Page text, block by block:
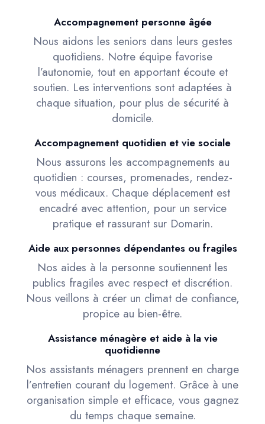
Accompagnement personne âgée
Nous aidons les seniors dans leurs gestes
quotidiens. Notre équipe favorise
l’autonomie, tout en apportant écoute et
soutien. Les interventions sont adaptées à
chaque situation, pour plus de sécurité à
domicile.
Accompagnement quotidien et vie sociale
Nous assurons les accompagnements au
quotidien : courses, promenades, rendez-
vous médicaux. Chaque déplacement est
encadré avec attention, pour un service
pratique et rassurant sur Domarin.
Aide aux personnes dépendantes ou fragiles
Nos aides à la personne soutiennent les
publics fragiles avec respect et discrétion.
Nous veillons à créer un climat de confiance,
propice au bien-être.
Assistance ménagère et aide à la vie
quotidienne
Nos assistants ménagers prennent en charge
l’entretien courant du logement. Grâce à une
organisation simple et efficace, vous gagnez
du temps chaque semaine.